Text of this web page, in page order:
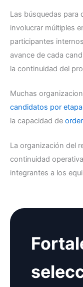
Las búsquedas para
involucrar múltiples
participantes
avance de cada
la continuidad del
Muchas
candidatos por
la capacidad de
La organización del
continuidad
integrantes a los